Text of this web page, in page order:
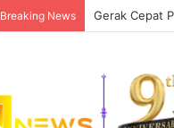
Breaking News